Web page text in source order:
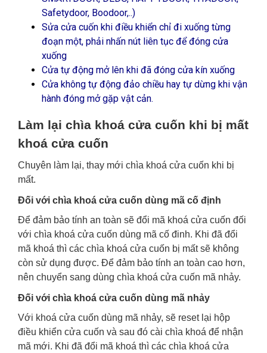
Safetydoor, Boodoor,..)
Sửa cửa cuốn khi điều khiển chỉ đi xuống từng
đoạn một, phải nhấn nút liên tục để đóng cửa
xuống
Cửa tự động mở lên khi đã đóng cửa kín xuống
Cửa không tự động đảo chiều hay tự dừng khi vận
hành đóng mở gặp vật cản.
Làm lại chìa khoá cửa cuốn khi bị mất
khoá cửa cuốn
Chuyên làm lại, thay mới chìa khoá cửa cuốn khi bị
mất.
Đối với chìa khoá cửa cuốn dùng mã cố định
Để đảm bảo tính an toàn sẽ đổi mã khoá cửa cuốn đối
với chìa khoá cửa cuốn dùng mã cố đinh. Khi đã đổi
mã khoá thì các chìa khoá cửa cuốn bị mất sẽ không
còn sử dụng được. Để đảm bảo tính an toàn cao hơn,
nên chuyển sang dùng chìa khoá cửa cuốn mã nhảy.
Đối với chìa khoá cửa cuốn dùng mã nhảy
Với khoá cửa cuốn dùng mã nhảy, sẽ reset lại hộp
điều khiển cửa cuốn và sau đó cài chìa khoá để nhận
mã mới. Khi đã đổi mã khoá thì các chìa khoá cửa